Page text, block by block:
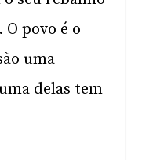
povo é o
uma
delas tem